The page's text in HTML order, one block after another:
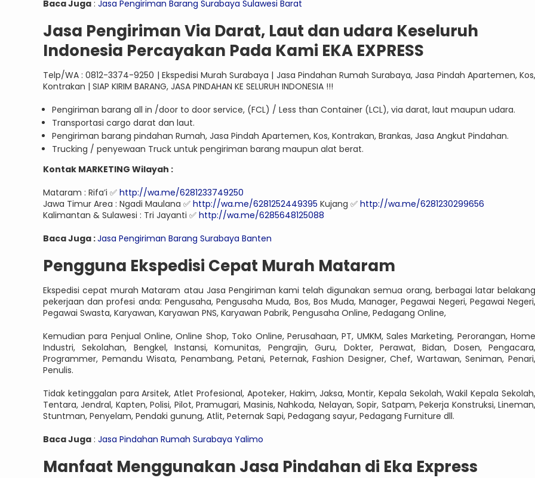
Baca Juga : Jasa Pengiriman Barang Surabaya Sulawesi Barat
Jasa Pengiriman Via Darat, Laut dan udara Keseluruh
Indonesia Percayakan Pada Kami EKA EXPRESS
Telp/WA : 0812-3374-9250 | Ekspedisi Murah Surabaya | Jasa Pindahan Rumah Surabaya, Jasa Pindah Apartemen, Kos,
Kontrakan | SIAP KIRIM BARANG, JASA PINDAHAN KE SELURUH INDONESIA !!!
Pengiriman barang all in /door to door service, (FCL) / Less than Container (LCL), via darat, laut maupun udara.
Transportasi cargo darat dan laut.
Pengiriman barang pindahan Rumah, Jasa Pindah Apartemen, Kos, Kontrakan, Brankas, Jasa Angkut Pindahan.
Trucking / penyewaan Truck untuk pengiriman barang maupun alat berat.
Kontak MARKETING Wilayah :
Mataram : Rifa’i ✅ http://wa.me/6281233749250
Jawa Timur Area : Ngadi Maulana ✅ http://wa.me/6281252449395 Kujang ✅ http://wa.me/6281230299656
Kalimantan & Sulawesi : Tri Jayanti ✅ http://wa.me/6285648125088
Baca Juga :Jasa Pengiriman Barang Surabaya Banten
Pengguna Ekspedisi Cepat Murah Mataram
Ekspedisi cepat murah Mataram atau Jasa Pengiriman kami telah digunakan semua orang, berbagai latar belakang
pekerjaan dan profesi anda: Pengusaha, Pengusaha Muda, Bos, Bos Muda, Manager, Pegawai Negeri, Pegawai Negeri,
Pegawai Swasta, Karyawan, Karyawan PNS, Karyawan Pabrik, Pengusaha Online, Pedagang Online,
Kemudian para Penjual Online, Online Shop, Toko Online, Perusahaan, PT, UMKM, Sales Marketing, Perorangan, Home
Industri, Sekolahan, Bengkel, Instansi, Komunitas, Pengrajin, Guru, Dokter, Perawat, Bidan, Dosen, Pengacara,
Programmer, Pemandu Wisata, Penambang, Petani, Peternak, Fashion Designer, Chef, Wartawan, Seniman, Penari,
Penulis.
Tidak ketinggalan para Arsitek, Atlet Profesional, Apoteker, Hakim, Jaksa, Montir, Kepala Sekolah, Wakil Kepala Sekolah,
Tentara, Jendral, Kapten, Polisi, Pilot, Pramugari, Masinis, Nahkoda, Nelayan, Sopir, Satpam, Pekerja Konstruksi, Lineman,
Stuntman, Penyelam, Pendaki gunung, Atlit, Peternak Sapi, Pedagang sayur, Pedagang Furniture dll.
Baca Juga : Jasa Pindahan Rumah Surabaya Yalimo
Manfaat Menggunakan Jasa Pindahan di Eka Express